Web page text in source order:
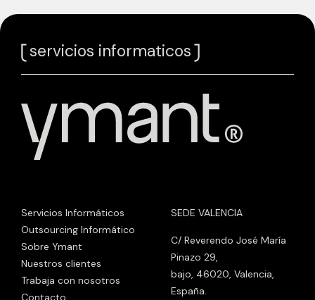
servicios informaticos
Servicios Informáticos
Outsourcing Informático
Sobre Ymant
Nuestros clientes
Trabaja con nosotros
Contacto
SEDE VALENCIA
C/ Reverendo José María
Pinazo 29,
bajo, 46020, Valencia,
España.